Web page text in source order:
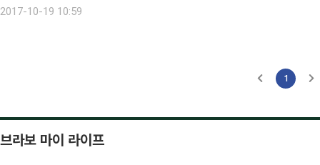
2017-10-19 10:59
1
브라보 마이 라이프